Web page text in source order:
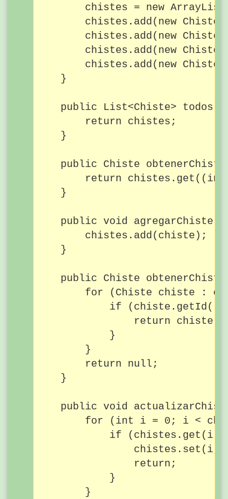
chistes = new
chistes.add(new
chistes.add(new
chistes.add(new
chistes.add(new
    }
public List<Chiste> todos()
        return chistes;
    }
public Chiste
return
    }
public void
        chistes.add(chiste);
    }
public Chiste
for (Chiste chiste :
if (chiste.getId()
                return chiste;
            }
        }
        return null;
    }
public void
for (int i = 0; i <
if
chistes.set(i,
                return;
            }
        }